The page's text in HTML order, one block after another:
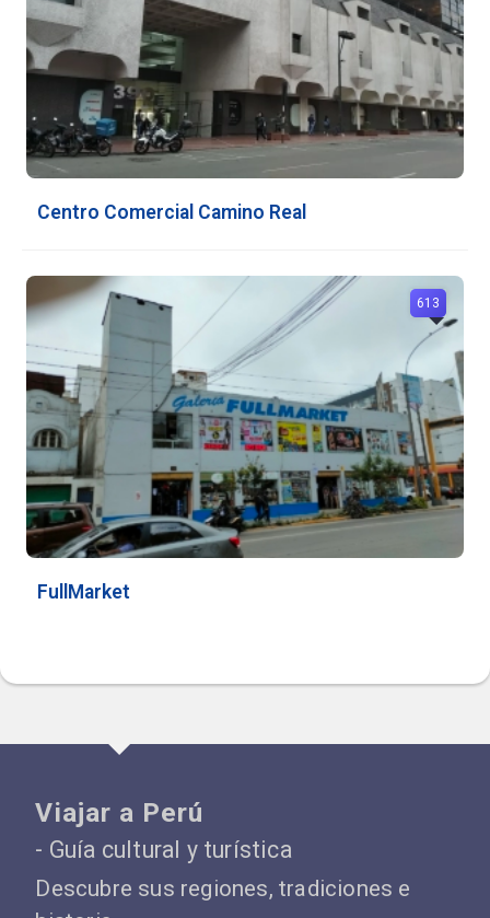
Centro Comercial Camino Real
FullMarket
613
Viajar a Perú
- Guía cultural y turística
Descubre sus regiones, tradiciones e